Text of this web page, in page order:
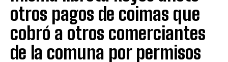
otros pagos de coimas que
cobró a otros comerciantes
de la comuna por permisos